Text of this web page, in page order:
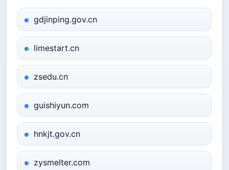
gdjinping.gov.cn
limestart.cn
zsedu.cn
guishiyun.com
hnkjt.gov.cn
zysmelter.com